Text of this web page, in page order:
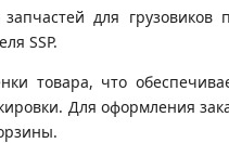
для грузовиков
SSP.
товара, что
Для оформления